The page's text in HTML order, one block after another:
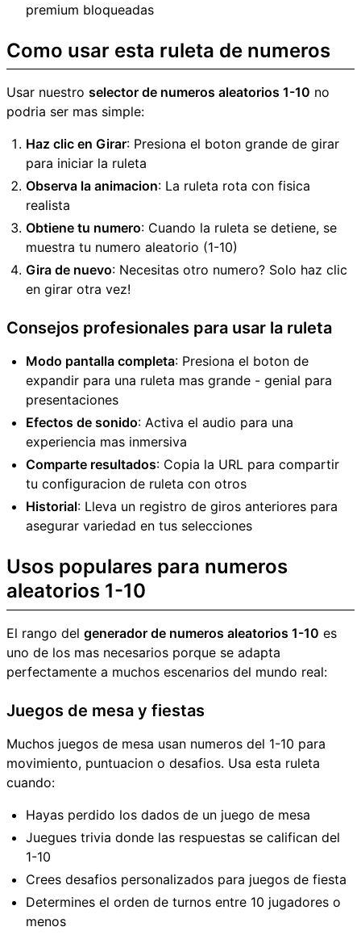
premium bloqueadas
Como usar esta ruleta de numeros
Usar nuestro selector de numeros aleatorios 1-10 no
podria ser mas simple:
Haz clic en Girar: Presiona el boton grande de girar
para iniciar la ruleta
Observa la animacion: La ruleta rota con fisica
realista
Obtiene tu numero: Cuando la ruleta se detiene, se
muestra tu numero aleatorio (1-10)
Gira de nuevo: Necesitas otro numero? Solo haz clic
en girar otra vez!
Consejos profesionales para usar la ruleta
Modo pantalla completa: Presiona el boton de
expandir para una ruleta mas grande - genial para
presentaciones
Efectos de sonido: Activa el audio para una
experiencia mas inmersiva
Comparte resultados: Copia la URL para compartir
tu configuracion de ruleta con otros
Historial: Lleva un registro de giros anteriores para
asegurar variedad en tus selecciones
Usos populares para numeros
aleatorios 1-10
El rango del generador de numeros aleatorios 1-10 es
uno de los mas necesarios porque se adapta
perfectamente a muchos escenarios del mundo real:
Juegos de mesa y fiestas
Muchos juegos de mesa usan numeros del 1-10 para
movimiento, puntuacion o desafios. Usa esta ruleta
cuando:
Hayas perdido los dados de un juego de mesa
Juegues trivia donde las respuestas se califican del
1-10
Crees desafios personalizados para juegos de fiesta
Determines el orden de turnos entre 10 jugadores o
menos